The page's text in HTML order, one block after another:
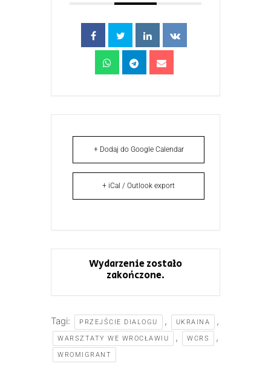
+ Dodaj do Google Calendar
+ iCal / Outlook export
Wydarzenie zostało
zakończone.
Tagi: PRZEJŚCIE DIALOGU , UKRAINA ,
WARSZTATY WE WROCŁAWIU , WCRS ,
WROMIGRANT